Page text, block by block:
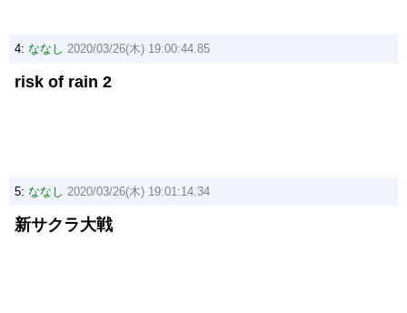
4: ななし 2020/03/26(木) 19:00:44.85
risk of rain 2
5: ななし 2020/03/26(木) 19:01:14.34
新サクラ大戦